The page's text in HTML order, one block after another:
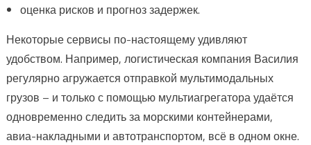
оценка рисков и прогноз задержек.
Некоторые сервисы по-настоящему удивляют
удобством. Например, логистическая компания Василия
регулярно агружается отправкой мультимодальных
грузов – и только с помощью мультиагрегатора удаётся
одновременно следить за морскими контейнерами,
авиа-накладными и автотранспортом, всё в одном окне.